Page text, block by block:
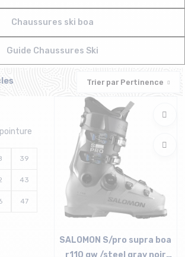
Chaussures ski boa
Guide Chaussures Ski
Trier par Pertinence
39
43
47
SALOMON S/pro supra boa